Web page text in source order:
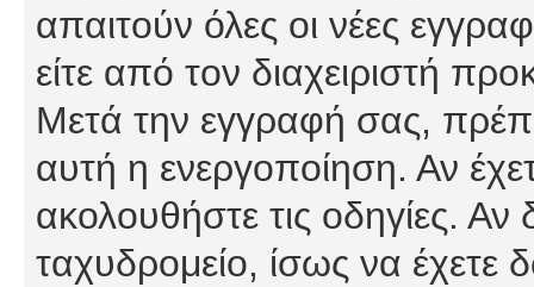
απαιτούν όλες οι νέες
είτε από τον διαχειριστή
Μετά την εγγραφή σας,
αυτή η ενεργοποίηση. Αν
ακολουθήστε τις οδηγίες. Αν
ταχυδρομείο, ίσως να έχετε